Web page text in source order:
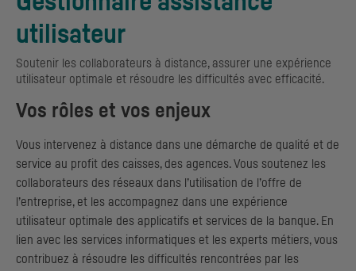
utilisateur
Soutenir les collaborateurs à distance, assurer une expérience
utilisateur optimale et résoudre les difficultés avec efficacité.
Vos rôles et vos enjeux
Vous intervenez à distance dans une démarche de qualité et de
service au profit des caisses, des agences. Vous soutenez les
collaborateurs des réseaux dans l’utilisation de l’offre de
l’entreprise, et les accompagnez dans une expérience
utilisateur optimale des applicatifs et services de la banque. En
lien avec les services informatiques et les experts métiers, vous
contribuez à résoudre les difficultés rencontrées par les